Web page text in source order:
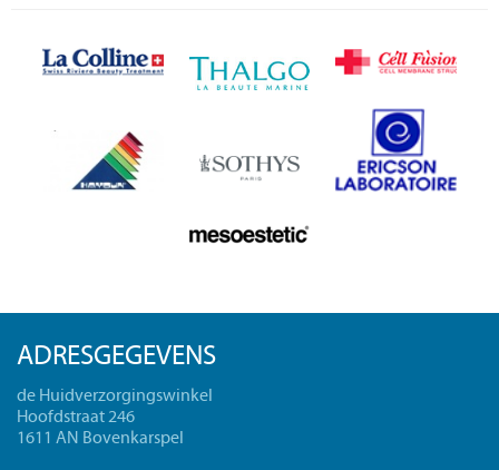
ADRESGEGEVENS
de Huidverzorgingswinkel
Hoofdstraat 246
1611 AN Bovenkarspel